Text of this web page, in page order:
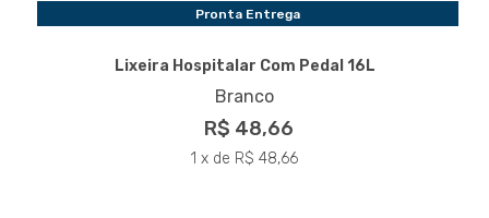
Pronta Entrega
Lixeira Hospitalar Com Pedal 16L
Branco
R$ 48,66
1 x de R$ 48,66